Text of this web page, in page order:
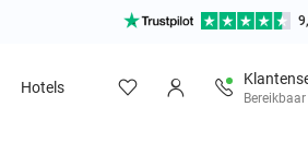
Hotels